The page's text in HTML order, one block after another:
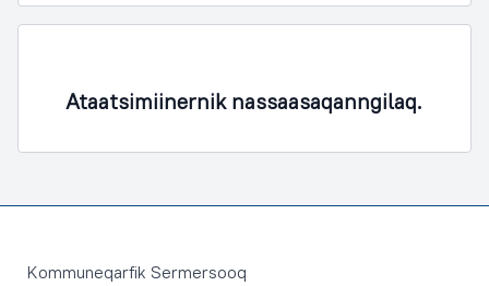
Ataatsimiinernik nassaasaqanngilaq.
Kommuneqarfik Sermersooq